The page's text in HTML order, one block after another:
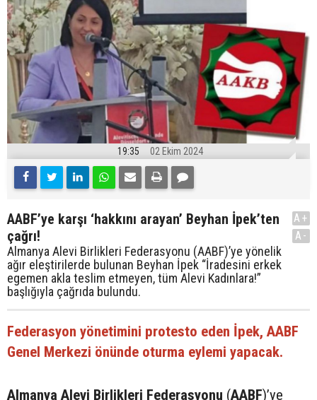
19:35 02 Ekim 2024
AABF’ye karşı ‘hakkını arayan’ Beyhan İpek’ten
çağrı!
Almanya Alevi Birlikleri Federasyonu (AABF)’ye yönelik
ağır eleştirilerde bulunan Beyhan İpek “İradesini erkek
egemen akla teslim etmeyen, tüm Alevi Kadınlara!”
başlığıyla çağrıda bulundu.
A+
A-
Federasyon yönetimini protesto eden İpek, AABF
Genel Merkezi önünde oturma eylemi yapacak.
Almanya Alevi Birlikleri Federasyonu (AABF)’ye